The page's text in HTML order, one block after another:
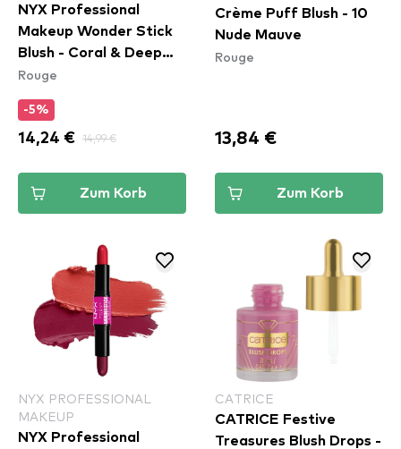
NYX Professional
Makeup Wonder Stick
Blush - Coral & Deep
Peach (WSB03)
Rouge
-5%
14,24 € 14,99 €
Zum Korb
Crème Puff Blush - 10
Nude Mauve
Rouge
13,84 €
Zum Korb
NYX PROFESSIONAL
MAKEUP
NYX Professional
CATRICE
CATRICE Festive
Treasures Blush Drops -